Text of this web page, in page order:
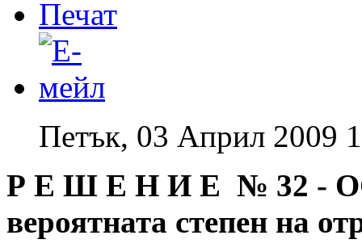
Петък, 03 Април 2009
Р Е Ш Е Н И Е № 32 -
вероятната степен на